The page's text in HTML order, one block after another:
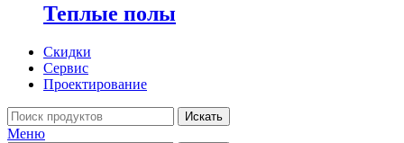
Теплые полы
Скидки
Сервис
Проектирование
Искать
Меню